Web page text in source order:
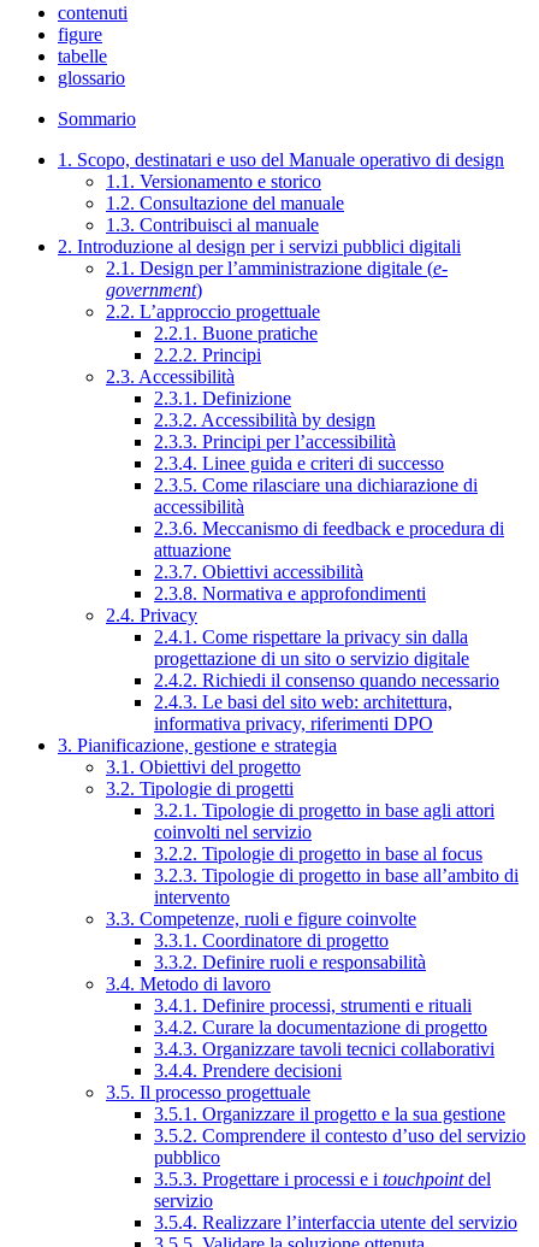
contenuti
figure
tabelle
glossario
Sommario
1. Scopo, destinatari e uso del Manuale operativo di design
1.1. Versionamento e storico
1.2. Consultazione del manuale
1.3. Contribuisci al manuale
2. Introduzione al design per i servizi pubblici digitali
2.1. Design per l’amministrazione digitale (e-
government)
2.2. L’approccio progettuale
2.2.1. Buone pratiche
2.2.2. Principi
2.3. Accessibilità
2.3.1. Definizione
2.3.2. Accessibilità by design
2.3.3. Principi per l’accessibilità
2.3.4. Linee guida e criteri di successo
2.3.5. Come rilasciare una dichiarazione di
accessibilità
2.3.6. Meccanismo di feedback e procedura di
attuazione
2.3.7. Obiettivi accessibilità
2.3.8. Normativa e approfondimenti
2.4. Privacy
2.4.1. Come rispettare la privacy sin dalla
progettazione di un sito o servizio digitale
2.4.2. Richiedi il consenso quando necessario
2.4.3. Le basi del sito web: architettura,
informativa privacy, riferimenti DPO
3. Pianificazione, gestione e strategia
3.1. Obiettivi del progetto
3.2. Tipologie di progetti
3.2.1. Tipologie di progetto in base agli attori
coinvolti nel servizio
3.2.2. Tipologie di progetto in base al focus
3.2.3. Tipologie di progetto in base all’ambito di
intervento
3.3. Competenze, ruoli e figure coinvolte
3.3.1. Coordinatore di progetto
3.3.2. Definire ruoli e responsabilità
3.4. Metodo di lavoro
3.4.1. Definire processi, strumenti e rituali
3.4.2. Curare la documentazione di progetto
3.4.3. Organizzare tavoli tecnici collaborativi
3.4.4. Prendere decisioni
3.5. Il processo progettuale
3.5.1. Organizzare il progetto e la sua gestione
3.5.2. Comprendere il contesto d’uso del servizio
pubblico
3.5.3. Progettare i processi e i touchpointdel
servizio
3.5.4. Realizzare l’interfaccia utente del servizio